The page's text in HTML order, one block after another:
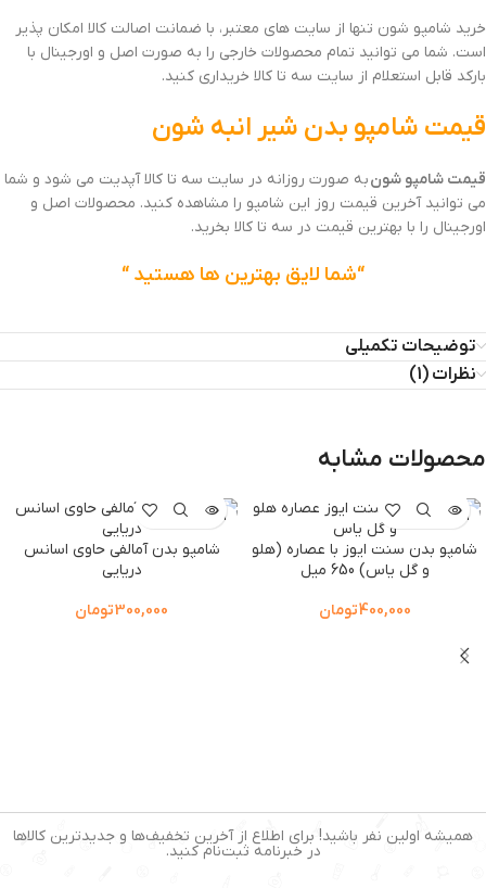
خرید شامپو شون تنها از سایت های معتبر، با ضمانت اصالت کالا امکان پذیر
است. شما می توانید تمام محصولات خارجی را به صورت اصل و اورجینال با
بارکد قابل استعلام از سایت سه تا کالا خریداری کنید.
قیمت شامپو بدن شیر انبه شون
قیمت شامپو شونبه صورت روزانه در سایت سه تا کالا آپدیت می شود و شما
می توانید آخرین قیمت روز این شامپو را مشاهده کنید. محصولات اصل و
اورجینال را با بهترین قیمت در سه تا کالا بخرید.
“شما لایق بهترین ها هستید “
توضیحات تکمیلی
نظرات (1)
محصولات مشابه
اتمام موجودی
شامپو بدن سنت ایوز با عصاره (هلو
و گل یاس) 650 میل
400,000تومان
اتمام موجودی
شامپو بدن آمالفی حاوی اسانس
دریایی
300,000تومان
همیشه اولین نفر باشید! برای اطلاع از آخرین تخفیف‌ها و جدیدترین کالاها
در خبرنامه ثبت‌نام کنید.